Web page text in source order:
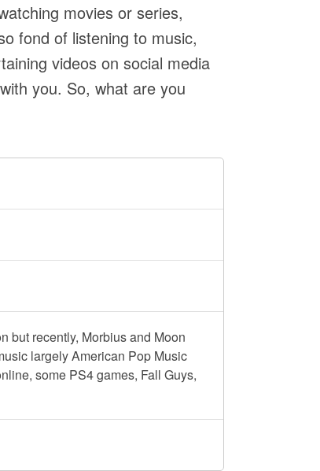
movies or series,
fond of listening to music,
videos on social media
you. So, what are you
but recently, Morbius and Moon
largely American Pop Music
some PS4 games, Fall Guys,